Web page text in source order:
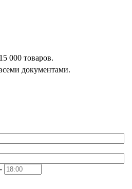
000 товаров.
документами.
-